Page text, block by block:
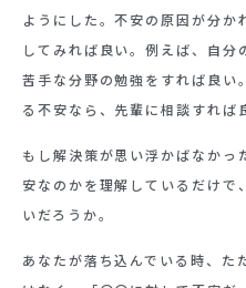
ようにした。不安の原因が分か
してみれば良い。例えば、自分
苦手な分野の勉強をすれば良い
る不安なら、先輩に相談すれば
もし解決策が思い浮かばなかっ
安なのかを理解しているだけで
いだろうか。
あなたが落ち込んでいる時、た